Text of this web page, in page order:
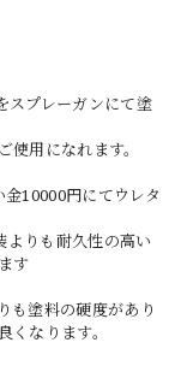
スプレーガンにて塗
用になれます。
10000円にてウレタ
よりも耐久性の高い
す
も塗料の硬度があり
なります。